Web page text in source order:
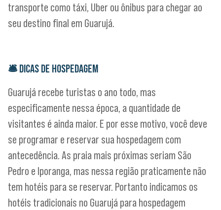
transporte como táxi, Uber ou ônibus para chegar ao
seu destino final em Guarujá.
🛎DICAS DE HOSPEDAGEM
Guarujá recebe turistas o ano todo, mas
especificamente nessa época, a quantidade de
visitantes é ainda maior. E por esse motivo, você deve
se programar e reservar sua hospedagem com
antecedência. As praia mais próximas seriam São
Pedro e Iporanga, mas nessa região praticamente não
tem hotéis para se reservar. Portanto indicamos os
hotéis tradicionais no Guarujá para hospedagem